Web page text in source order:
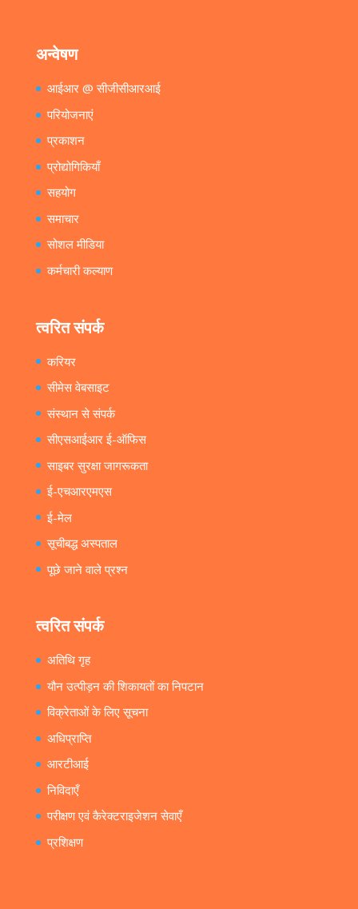
अन्वेषण
आईआर @ सीजीसीआरआई
परियोजनाएं
प्रकाशन
प्रोद्योगिकियाँ
सहयोग
समाचार
सोशल मीडिया
कर्मचारी कल्याण
त्वरित संपर्क
करियर
सीमेस वेबसाइट
संस्थान से संपर्क
सीएसआईआर ई-ऑफिस
साइबर सुरक्षा जागरूकता
ई-एचआरएमएस
ई-मेल
सूचीबद्ध अस्पताल
पूछे जाने वाले प्रश्न
त्वरित संपर्क
अतिथि गृह
यौन उत्पीड़न की शिकायतों का निपटान
विक्रेताओं के लिए सूचना
अधिप्राप्ति
आरटीआई
निविदाएँ
परीक्षण एवं कैरेक्टराइजेशन सेवाएँ
प्रशिक्षण